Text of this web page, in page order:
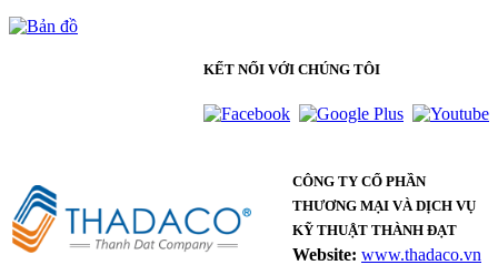
KẾT NỐI VỚI CHÚNG TÔI
CÔNG TY CỔ PHẦN
THƯƠNG MẠI VÀ DỊCH VỤ
KỸ THUẬT THÀNH ĐẠT
Website: www.thadaco.vn